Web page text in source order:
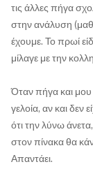
τις άλλες πήγα
στην ανάλυση
έχουμε. Το πρωί
μίλαγε με την
Όταν πήγα και μου
γελοία, αν και δεν
ότι την λύνω
στον πίνακα θα
Απαντάει.